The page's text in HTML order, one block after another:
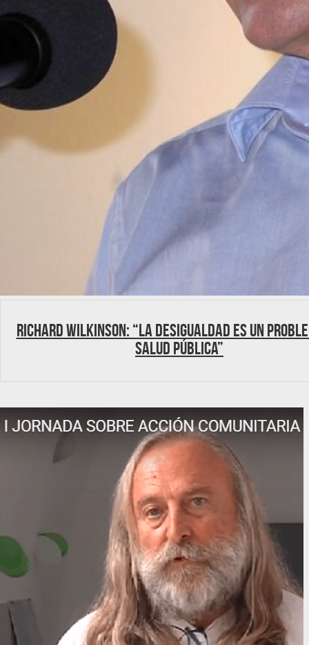
Richard Wilkinson: “La desigualdad es un
salud pública”